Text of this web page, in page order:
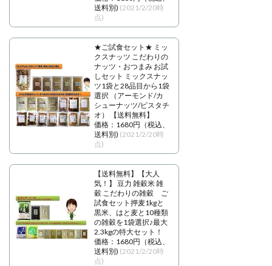
送料別) (2021/2/20時
点)
★ご試食セット★ ミッ
クスナッツ こだわりの
ナッツ・おつまみ お試
しセット ミックスナッ
ツ1袋と28品目から1袋
選択 （アーモンド/カ
シューナッツ/ピスタチ
オ） 【送料無料】
価格：1680円（税込、
送料別) (2021/2/20時
点)
【送料無料】【大人
気！】 豆力 雑穀米 雑
穀 こだわりの雑穀 ご
試食セット押麦1kgと
黒米、はと麦と10種類
の雑穀を1袋選択♪最大
2.3kgの特大セット！
価格：1680円（税込、
送料別) (2021/2/20時
点)